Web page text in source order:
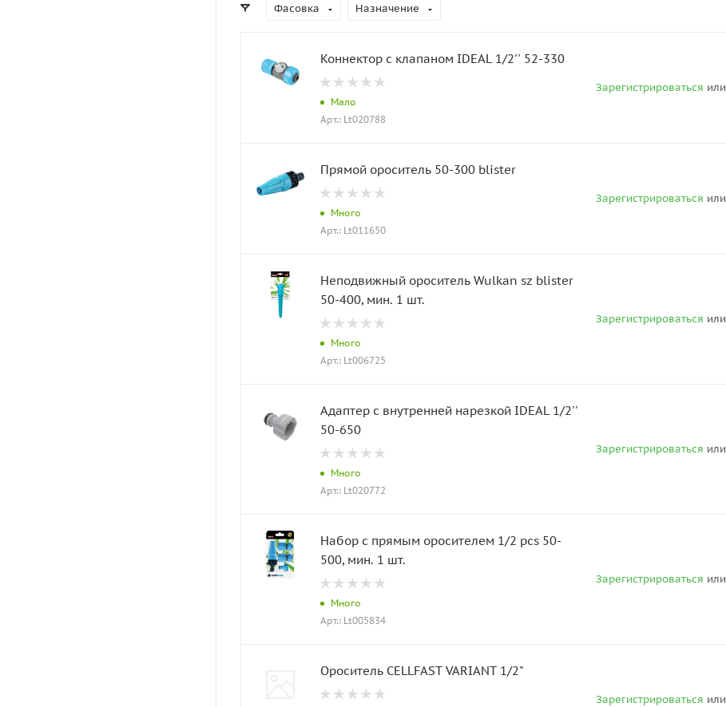
Фасовка Назначение
Коннектор с клапаном IDEAL 1/2'' 52-330
Мало
Арт.: Lt020788
Зарегистрироваться или
Прямой ороситель 50-300 blister
Много
Арт.: Lt011650
Зарегистрироваться или
Неподвижный ороситель Wulkan sz blister
50-400, мин. 1 шт.
Много
Арт.: Lt006725
Зарегистрироваться или
Адаптер с внутренней нарезкой IDEAL 1/2''
50-650
Много
Арт.: Lt020772
Зарегистрироваться или
Набор с прямым оросителем 1/2 pcs 50-
500, мин. 1 шт.
Много
Арт.: Lt005834
Зарегистрироваться или
Ороситель CELLFAST VARIANT 1/2"
Зарегистрироваться или